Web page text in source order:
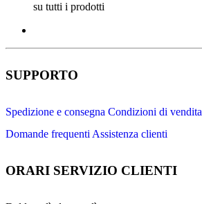
su tutti i prodotti
SUPPORTO
Spedizione e consegna Condizioni di vendita
Domande frequenti Assistenza clienti
ORARI SERVIZIO CLIENTI